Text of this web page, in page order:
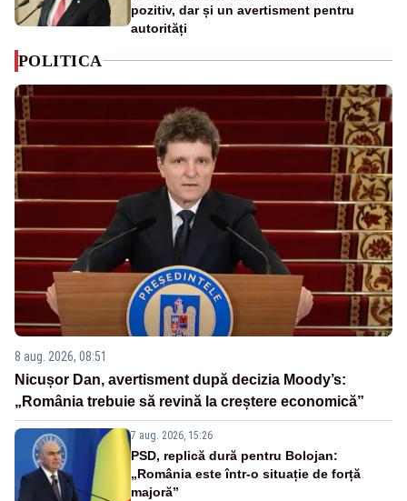
pozitiv, dar și un avertisment pentru
autorități
POLITICA
8 aug. 2026, 08:51
Nicușor Dan, avertisment după decizia Moody’s:
„România trebuie să revină la creștere economică”
7 aug. 2026, 15:26
PSD, replică dură pentru Bolojan:
„România este într-o situație de forță
majoră”